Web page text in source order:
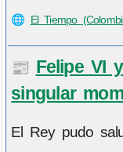
🌐 El Tiempo
📰 Felipe VI
singular
El Rey pudo